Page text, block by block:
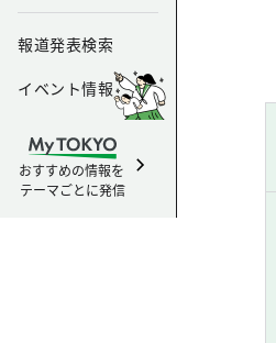
報道発表検索
イベント情報
おすすめの情報を
テーマごとに発信